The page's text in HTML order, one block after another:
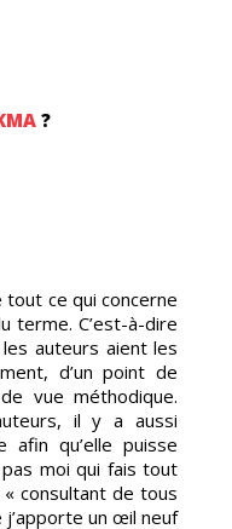
?
tout ce qui concerne
terme. C’est-à-dire
auteurs aient les
d’un point de
vue méthodique.
il y a aussi
qu’elle puisse
pas moi qui fais tout
« consultant de tous
j’apporte un œil neuf